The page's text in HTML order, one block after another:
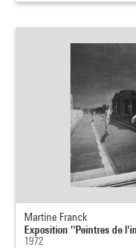
Martine Franck
Exposition ''Peintres de
1972